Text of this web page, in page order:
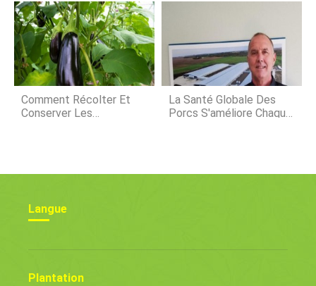
Comment Récolter Et
Conserver Les
La Santé Globale Des
Porcs S'améliore Chaque
Langue
Plantation